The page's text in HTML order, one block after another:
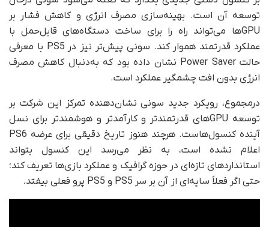
توسعه آن است. بهینه‌سازی مصرف انرژی و کاهش فشار بر
GPUها می‌تواند راه را برای ساخت دستگاه‌های قابل‌حمل با
عملکرد قدرتمند هموار کند. سونی پیش‌تر نیز در PS5 با معرفی
حالت Power Saver نشان داده بود که به‌دنبال کاهش مصرف
انرژی بدون افت چشمگیر عملکرد است.
درمجموع، رویکرد جدید سونی نشان‌دهنده تمرکز این شرکت بر
توسعه GPUهای قدرتمندتر و کارآمدتر و هوشمندتر برای نسل
آینده کنسول‌هاست. هرچند هنوز تاریخ دقیقی برای عرضه PS6
اعلام نشده است، به نظر می‌رسد این کنسول بتواند
استانداردهای تازه‌ای در حوزه گرافیک و عملکرد بازی‌ها تعریف کند؛
حتی اگر فعلاً سایه‌ای از آن بر سر PS5 و PS5 پرو فعلی بیفتد.